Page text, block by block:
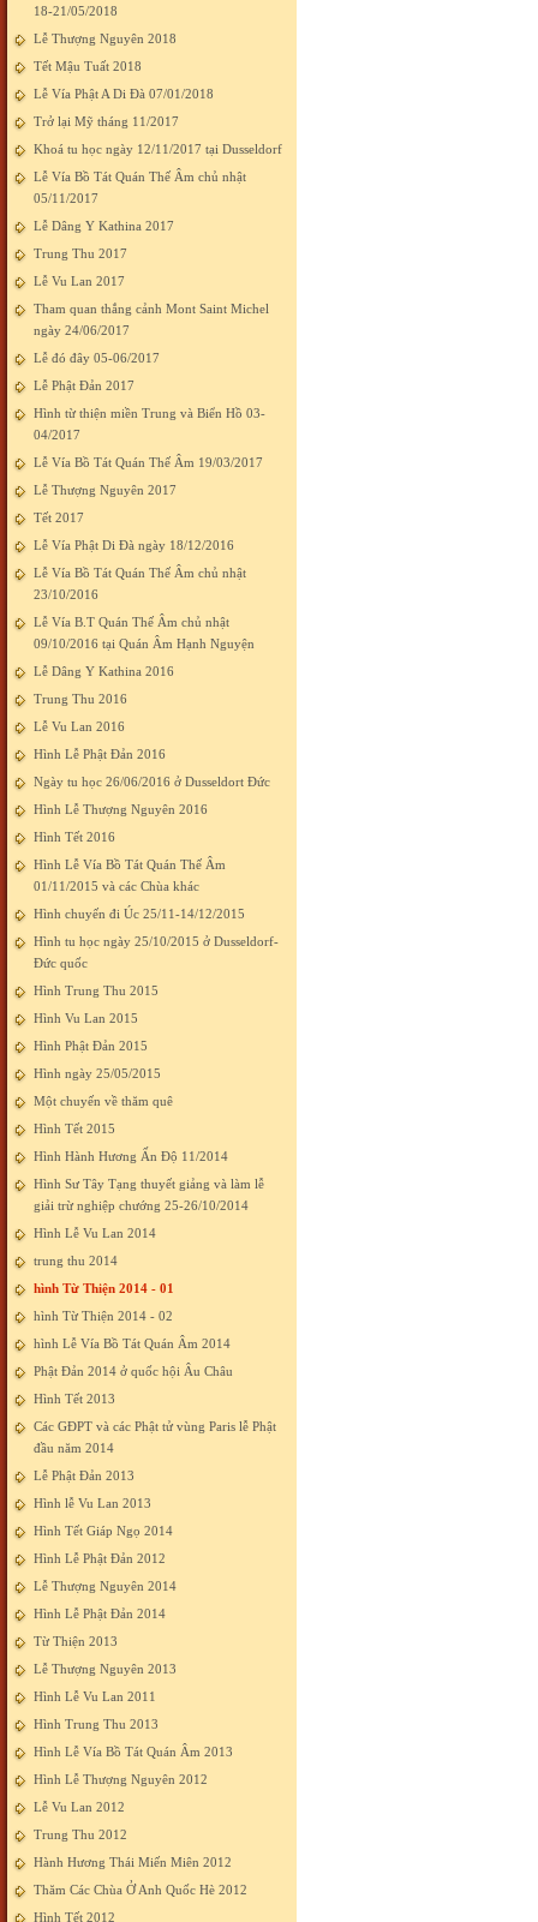
18-21/05/2018
Lễ Thượng Nguyên 2018
Tết Mậu Tuất 2018
Lễ Vía Phật A Di Đà 07/01/2018
Trở lại Mỹ tháng 11/2017
Khoá tu học ngày 12/11/2017 tại Dusseldorf
Lễ Vía Bồ Tát Quán Thế Âm chủ nhật
05/11/2017
Lễ Dâng Y Kathina 2017
Trung Thu 2017
Lễ Vu Lan 2017
Tham quan thắng cảnh Mont Saint Michel
ngày 24/06/2017
Lễ đó đây 05-06/2017
Lễ Phật Đản 2017
Hình từ thiện miền Trung và Biển Hồ 03-
04/2017
Lễ Vía Bồ Tát Quán Thế Âm 19/03/2017
Lễ Thượng Nguyên 2017
Tết 2017
Lễ Vía Phật Di Đà ngày 18/12/2016
Lễ Vía Bồ Tát Quán Thế Âm chủ nhật
23/10/2016
Lễ Vía B.T Quán Thế Âm chủ nhật
09/10/2016 tại Quán Âm Hạnh Nguyện
Lễ Dâng Y Kathina 2016
Trung Thu 2016
Lễ Vu Lan 2016
Hình Lễ Phật Đản 2016
Ngày tu học 26/06/2016 ở Dusseldort Đức
Hình Lễ Thượng Nguyên 2016
Hình Tết 2016
Hình Lễ Vía Bồ Tát Quán Thế Âm
01/11/2015 và các Chùa khác
Hình chuyến đi Úc 25/11-14/12/2015
Hình tu học ngày 25/10/2015 ở Dusseldorf-
Đức quốc
Hình Trung Thu 2015
Hình Vu Lan 2015
Hình Phật Đản 2015
Hình ngày 25/05/2015
Một chuyến về thăm quê
Hình Tết 2015
Hình Hành Hương Ấn Độ 11/2014
Hình Sư Tây Tạng thuyết giảng và làm lễ
giải trừ nghiệp chướng 25-26/10/2014
Hình Lễ Vu Lan 2014
trung thu 2014
hình Từ Thiện 2014 - 01
hình Từ Thiện 2014 - 02
hình Lễ Vía Bồ Tát Quán Âm 2014
Phật Đản 2014 ở quốc hội Âu Châu
Hình Tết 2013
Các GĐPT và các Phật tử vùng Paris lễ Phật
đầu năm 2014
Lễ Phật Đản 2013
Hình lễ Vu Lan 2013
Hình Tết Giáp Ngọ 2014
Hình Lễ Phật Đản 2012
Lễ Thượng Nguyên 2014
Hình Lễ Phật Đản 2014
Từ Thiện 2013
Lễ Thượng Nguyên 2013
Hình Lễ Vu Lan 2011
Hình Trung Thu 2013
Hình Lễ Vía Bồ Tát Quán Âm 2013
Hình Lễ Thượng Nguyên 2012
Lễ Vu Lan 2012
Trung Thu 2012
Hành Hương Thái Miến Miên 2012
Thăm Các Chùa Ở Anh Quốc Hè 2012
Hình Tết 2012